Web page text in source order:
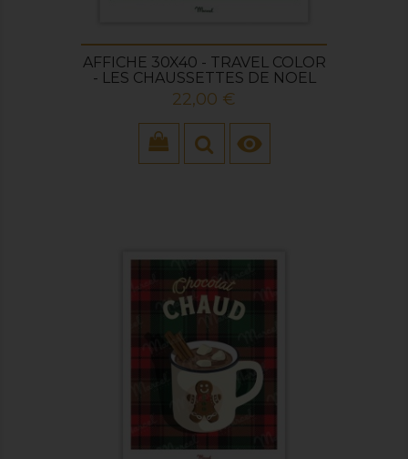
AFFICHE 30X40 - TRAVEL COLOR
- LES CHAUSSETTES DE NOEL
Prix
22,00 €
